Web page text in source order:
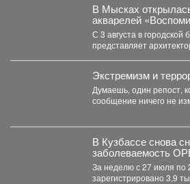
В Мысках
акварелей
С 3 августа в городской
представляет
Экстремизм и
Думаешь, один репост,
сообщение ничего не
В Кузбассе снова
заболеваемость
За неделю с 27 июля по
зарегистрировано 3,9